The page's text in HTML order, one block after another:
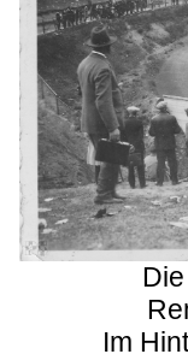
Im